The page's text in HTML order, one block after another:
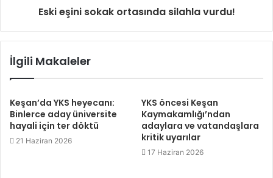
Eski eşini sokak ortasında silahla vurdu!
İlgili Makaleler
Keşan’da YKS heyecanı:
Binlerce aday üniversite
hayali için ter döktü
21 Haziran 2026
YKS öncesi Keşan
Kaymakamlığı’ndan
adaylara ve vatandaşlara
kritik uyarılar
17 Haziran 2026